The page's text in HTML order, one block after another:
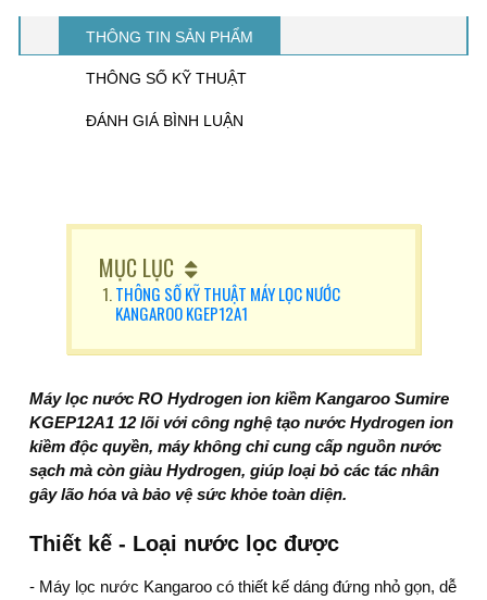
THÔNG TIN SẢN PHẨM
THÔNG SỐ KỸ THUẬT
ĐÁNH GIÁ BÌNH LUẬN
MỤC LỤC
THÔNG SỐ KỸ THUẬT MÁY LỌC NƯỚC
KANGAROO KGEP12A1
Máy lọc nước RO Hydrogen ion kiềm Kangaroo Sumire
KGEP12A1 12 lõi với công nghệ tạo nước Hydrogen ion
kiềm độc quyền, máy không chỉ cung cấp nguồn nước
sạch mà còn giàu Hydrogen, giúp loại bỏ các tác nhân
gây lão hóa và bảo vệ sức khỏe toàn diện.
Thiết kế - Loại nước lọc được
- Máy lọc nước Kangaroo có thiết kế dáng đứng nhỏ gọn, dễ